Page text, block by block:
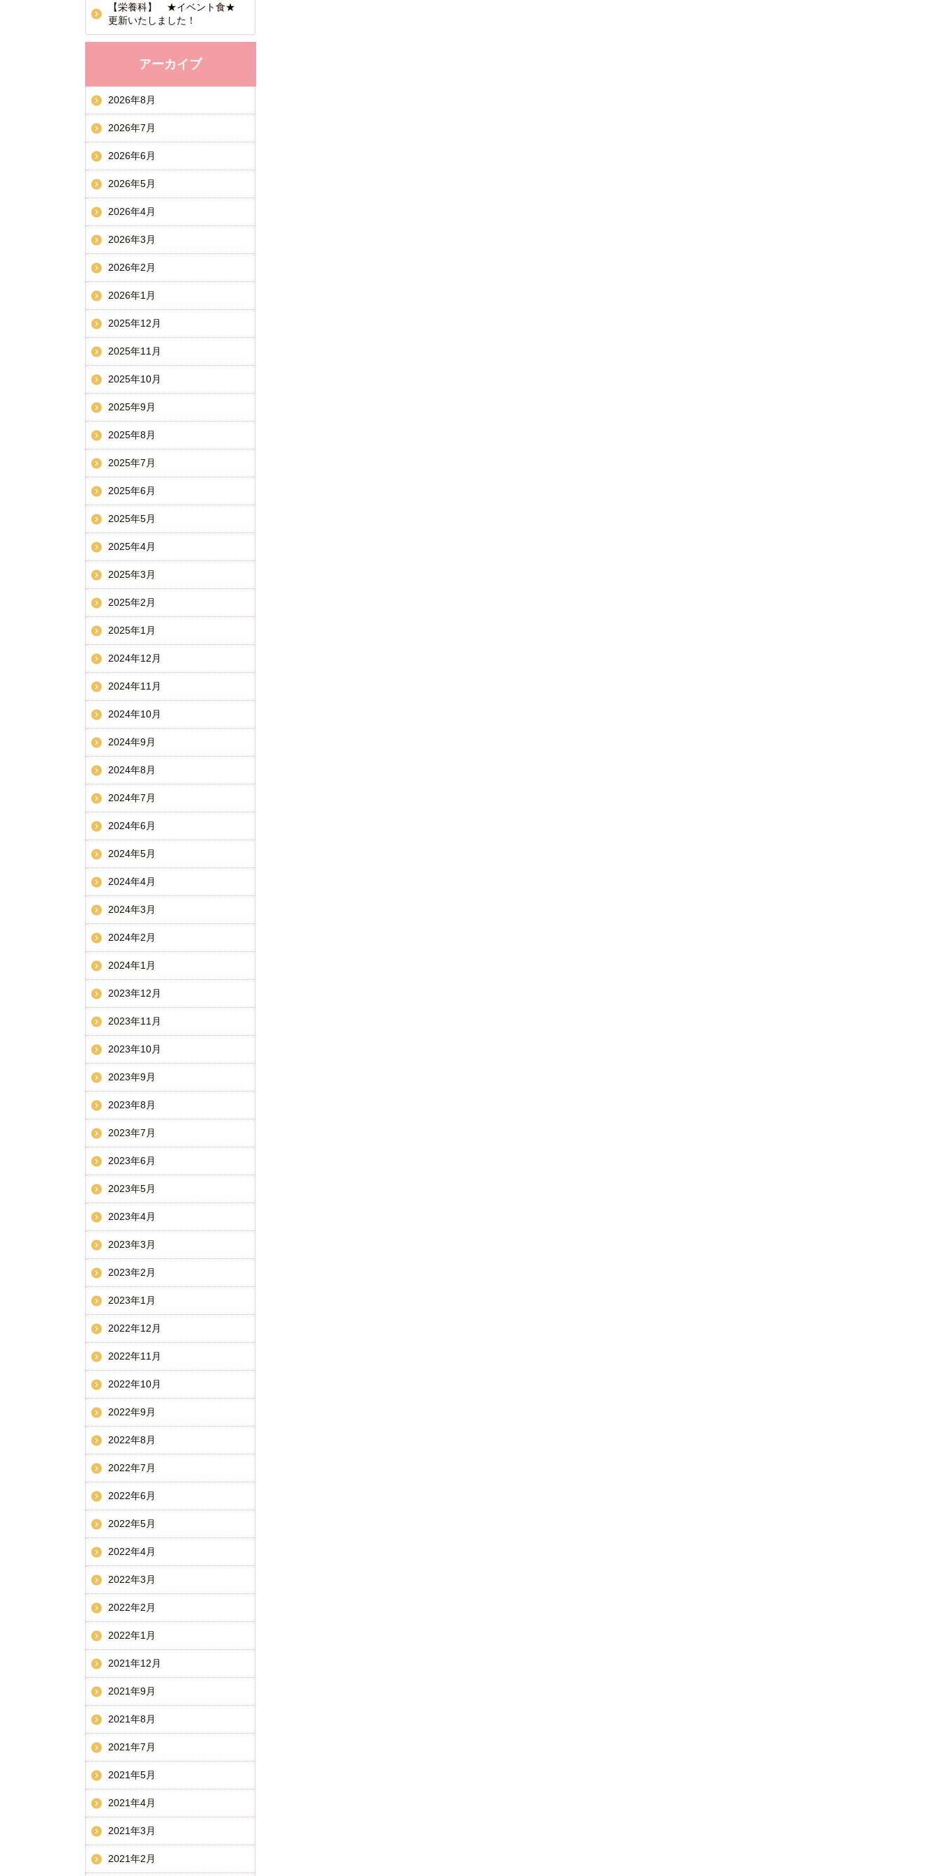
【栄養科】 ★イベント食★
更新いたしました！
アーカイブ
2026年8月
2026年7月
2026年6月
2026年5月
2026年4月
2026年3月
2026年2月
2026年1月
2025年12月
2025年11月
2025年10月
2025年9月
2025年8月
2025年7月
2025年6月
2025年5月
2025年4月
2025年3月
2025年2月
2025年1月
2024年12月
2024年11月
2024年10月
2024年9月
2024年8月
2024年7月
2024年6月
2024年5月
2024年4月
2024年3月
2024年2月
2024年1月
2023年12月
2023年11月
2023年10月
2023年9月
2023年8月
2023年7月
2023年6月
2023年5月
2023年4月
2023年3月
2023年2月
2023年1月
2022年12月
2022年11月
2022年10月
2022年9月
2022年8月
2022年7月
2022年6月
2022年5月
2022年4月
2022年3月
2022年2月
2022年1月
2021年12月
2021年9月
2021年8月
2021年7月
2021年5月
2021年4月
2021年3月
2021年2月